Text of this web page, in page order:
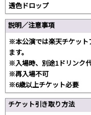
透色ドロップ
説明／注意事項
※本公演では楽天チケット
ます。
※入場時、別途1ドリンク代
※再入場不可
※6歳以上チケット必要
チケット引き取り方法